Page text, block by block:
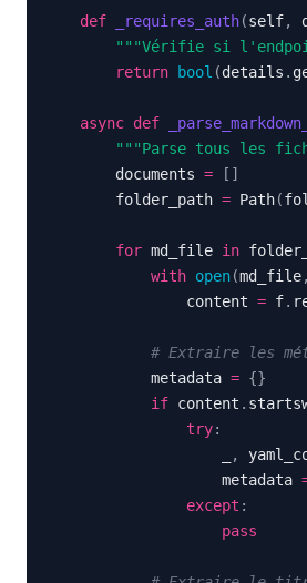
def _requires_auth(self,
"""Vérifie si
return
bool (details .
async def
"""Parse tous les
        documents
= [ ]
        folder_path
= Path(
for md_file in
with open(md_file,
                content
= f.
# Extraire les
            metadata
= {}
if content .
try:
,
                    metadata
except :
pass